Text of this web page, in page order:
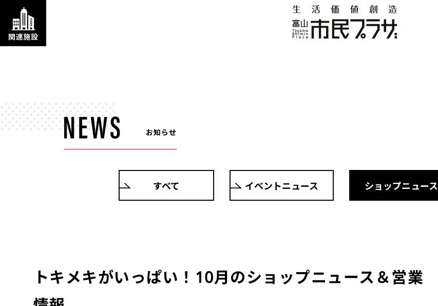
お知らせ
すべて イベントニュース ショップニュース
トキメキがいっぱい！10月のショップニュース＆営業